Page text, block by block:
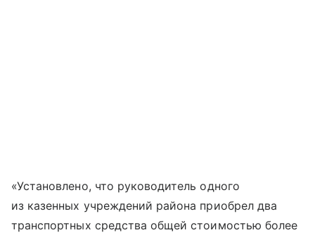
«Установлено, что руководитель одного
из казенных учреждений района приобрел два
транспортных средства общей стоимостью более